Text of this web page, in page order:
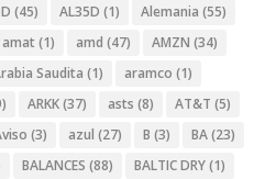
(45) AL35D (1) Alemania (55)
amat (1) amd (47) AMZN (34)
Saudita (1) aramco (1)
ARKK(37) asts (8) AT&T (5)
(3) azul (27) B (3) BA(23)
BALANCES (88) BALTIC DRY(1)